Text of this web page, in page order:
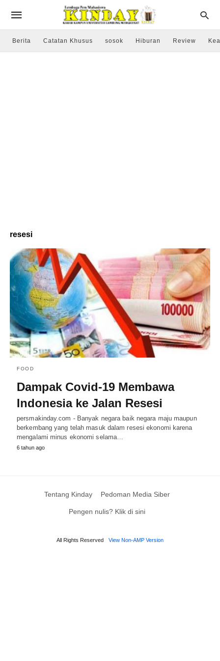
Berita Catatan Khusus sosok Hiburan Review
resesi
FOOD
Dampak Covid-19 Membawa
Indonesia ke Jalan Resesi
persmakinday.com - Banyak negara baik negara maju maupun
berkembang yang telah masuk dalam resesi ekonomi karena
mengalami minus ekonomi selama…
6 tahun ago
Tentang Kinday Pedoman Media Siber
Pengen nulis? Klik di sini
All Rights Reserved View Non-AMP Version